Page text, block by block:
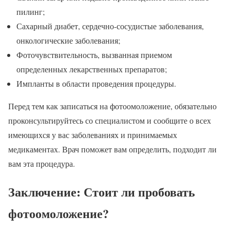
пилинг;
Сахарный диабет, сердечно-сосудистые заболевания,
онкологические заболевания;
Фоточувствительность, вызванная приемом
определенных лекарственных препаратов;
Импланты в области проведения процедуры.
Перед тем как записаться на фотоомоложение, обязательно
проконсультируйтесь со специалистом и сообщите о всех
имеющихся у вас заболеваниях и принимаемых
медикаментах. Врач поможет вам определить, подходит ли
вам эта процедура.
Заключение: Стоит ли пробовать
фотоомоложение?